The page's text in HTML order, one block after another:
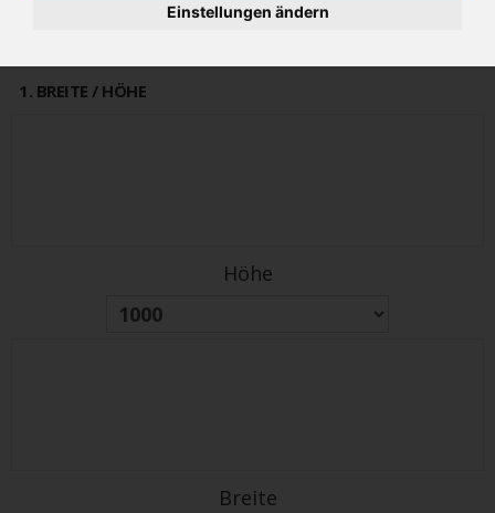
Einstellungen ändernPREIS
1 . BREITE / HÖHE
Höhe
Breite